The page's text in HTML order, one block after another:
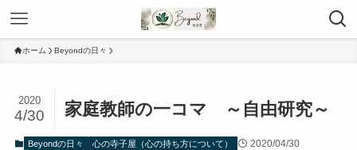
ホーム Beyondの日々
家庭教師の一コマ ～自由研究～
2020
4/30
Beyondの日々 心の寺子屋（心の持ち方について） 2020/04/30